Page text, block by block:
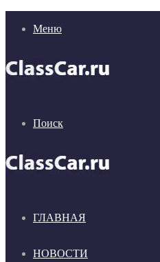
Меню
Поиск
ГЛАВНАЯ
НОВОСТИ